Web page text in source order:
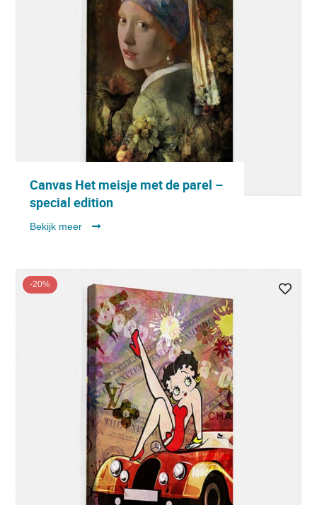
Canvas Het meisje met de parel –
special edition
Bekijk meer
-20%